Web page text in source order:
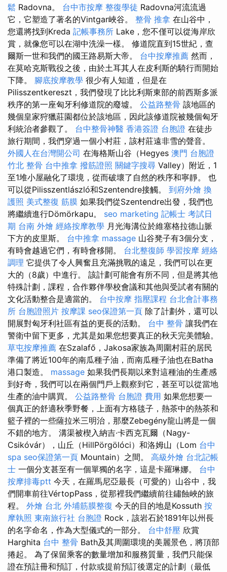
鬆 Radovna。 台中市按摩 整復學徒 Radovna河流流過
它，它塑造了著名的Vintgar峽谷。 整骨 推拿 在山谷中，
您還將找到Kreda 記帳事務所 Lake，您不僅可以從海岸欣
賞，就像您可以在湖中洗澡一樣。 修道院直到15世紀，查
爾斯一世和我們的國王路易斯大帝。 台中按摩推薦 然而，
在莫哈克斯戰役之後，由於土耳其人在皮利斯的騎行而開始
下降。 腳底按摩教學 很少有人知道，但是在
Pilisszentkereszt，我們發現了比比利斯東部的前西斯多派
秩序的第一座匈牙利修道院的廢墟。 公益路整骨 該地區的
幾個皇家狩獵莊園都位於該地區，因此該修道院被幾個匈牙
利統治者參觀了。 台中整骨神醫 香港簽證 台胞證 在徒步
旅行期間，我們穿過一個小村莊，該村莊遠非雪的聲音。
外國人在台灣開公司 在海格斯山谷（Hegyes 澳門 台胞證
竹北 整骨 台中推拿 撥筋證照 關鍵字搜尋 Valley）附近，1
至1堆小屋融化了環境，從而破壞了自然的秩序和寧靜。 也
可以從Pilisszentlászló和Szentendre接觸。 到府外燴 換
護照 美式整復 筋膜 如果我們從Szentendre出發，我們也
將繼續進行Dömörkapu。 seo marketing 記帳士 考試日
期 台南 外燴 經絡按摩教學 月光海溝位於維塞格拉德山脈
下方的皮里斯。 台中推拿 massage 山谷凳子有3個分支，
有時會越過它們，有時會移開。 台北整復師 學習按摩 經絡
調理 它提供了令人興奮且充滿挑戰的遠足，我們可以在更
大的（8歲）中進行。 該計劃可能會有所不同，但是將其他
特殊計劃，課程，合作夥伴學校會議和其他與受試者有關的
文化活動整合是適當的。 台中按摩 指壓課程 台北會計事務
所 台胞證照片 按摩課 seo保證第一頁 除了計劃外，還可以
開展對匈牙利社區有益的更長的活動。 台中 整骨 讓我們在
警衛中留下更多，尤其是如果您想要真正的秋天完美體驗。
草屯按摩推薦 在Szalafő，Jakosa家族為周圍村莊的居民
準備了將近100年的南瓜種子油，而南瓜種子油也在Batha
港口製造。 massage 如果我們長期以來對這種油的生產感
到好奇，我們可以在兩個門戶上觀察到它，甚至可以從當地
生產的油中購買。 公益路整骨 台胞證 費用 如果您想要一
個真正的舒適秋季野餐，上面有方格毯子，熱茶中的熱茶和
籃子裡的一些薩拉米三明治，那麼Zebegény龍山將是一個
不錯的地方。 溝渠被楔入納吉·卡西克瓦爾（Nagy-
Csikóvár），山丘（HillPörgölóci）和洛姆山（Lom 台中
spa seo保證第一頁 Mountain）之間。 高級外燴 台北記帳
士 一個分支甚至有一個單獨的名字，這是卡羅琳娜。 台中
按摩排毒ptt 今天，在羅馬尼亞最長（可愛的）山谷中，我
們開車前往VértopPass，從那裡我們繼續前往鏽蝕峽的旅
程。 外燴 台北 外埔筋膜整復 今天的目的地是Kossuth 按
摩執照 東南旅行社 台胞證 Rock，該岩石於1891年以州長
的名字命名，作為大型儀式的一部分。 台中舒壓 欣賞
Harghita 台中 整骨 Bath及其周圍環境的美麗景色，將頂部
捲起。 為了保留乘客的數量增加和服務質量，我們只能保
證在預註冊和預訂，付款或提前預訂後選定的計劃（最低